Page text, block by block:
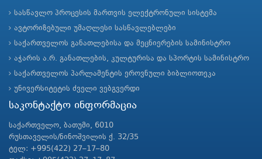
სასწავლო პროცესის მართვის ელექტრონული სისტემა
ავტორიზებული უმაღლესი სასწავლებლები
საქართველოს განათლებისა და მეცნიერების სამინისტრო
აჭარის ა.რ. განათლების, კულტურისა და სპორტის სამინისტრო
საქართველოს პარლამენტის ეროვნული ბიბლიოთეკა
უნივერსიტეტის ძველი ვებგვერდი
საკონტაქტო ინფორმაცია
საქართველო, ბათუმი, 6010
რუსთაველის/ნინოშვილის ქ. 32/35
ტელ: +995(422) 27–17–80